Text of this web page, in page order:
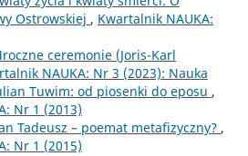
Ostrowskiej , Kwartalnik NAUKA:
ceremonie (Joris-Karl
NAUKA: Nr 3 (2023): Nauka
Tuwim: od piosenki do eposu ,
Nr 1 (2013)
Tadeusz – poemat metafizyczny? ,
Nr 1 (2015)